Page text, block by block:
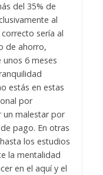
del 35% de
al
sería al
de ahorro,
6 meses
estás en estas
por
un malestar por
pago. En otras
los estudios
la mentalidad
en el aquí y el